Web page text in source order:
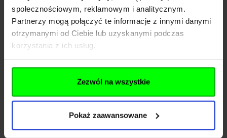
społecznościowym, reklamowym i analitycznym.
Partnerzy mogą połączyć te informacje z innymi danymi
otrzymanymi od Ciebie lub uzyskanymi podczas
korzystania z ich usług.
Zezwól na wszystkie
Pokaż zaawansowane
W tej kategorii prezentujemywiatrówki
karabinki , które charakteryzują się dużą
celnością oraz łatwością obsługi.
Karabinki pneumatyczne stosujemy przy
Wystrzeliwują pociski ołowiane śrutowe i
są oparte na działaniu mechanizmu
Wiatrówka karabinek – rodzaje
Co warto wiedzieć na temat
wiatrówek karabinków?
Jak wybrać karabinek
wiatrówkę odpowiednio do
Czy na karabinek wiatrówkę